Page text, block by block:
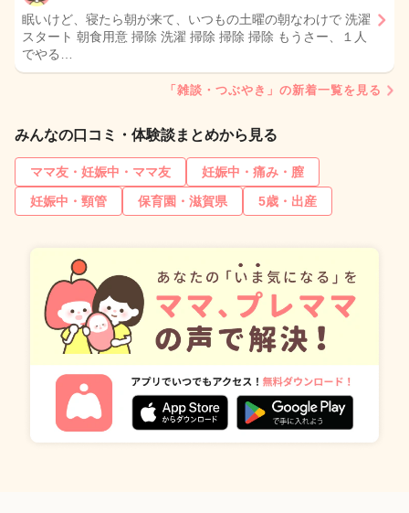
眠いけど、寝たら朝が来て、いつもの土曜の朝なわけで 洗濯
スタート 朝食用意 掃除 洗濯 掃除 掃除 掃除 もうさー、１人
でやる…
「雑談・つぶやき」の新着一覧を見る
みんなの口コミ・体験談まとめから見る
ママ友・妊娠中・ママ友
妊娠中・痛み・膣
妊娠中・頸管
保育園・滋賀県 5歳・出産